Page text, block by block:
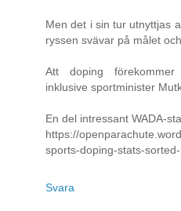
Men det i sin tur utnyttjas
ryssen svävar på målet
Att doping förekommer
inklusive sportminister
En del intressant WADA-
https://
sports-doping-stats-
Svara